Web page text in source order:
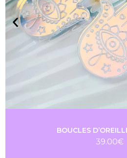
BOUCLES
39.00€